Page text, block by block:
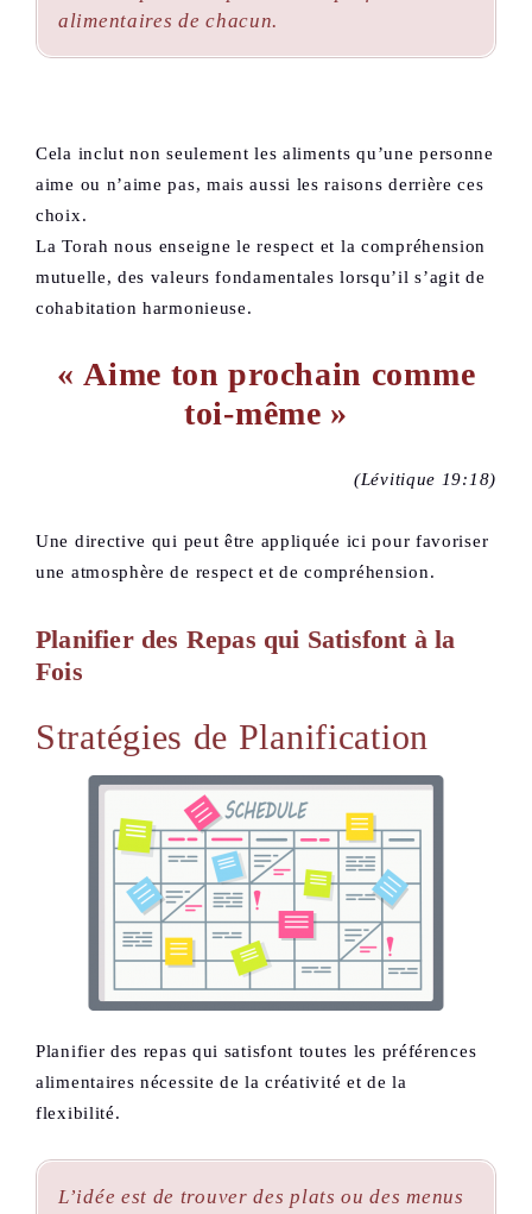
alimentaires de chacun.
Cela inclut non seulement les aliments qu’une personne
aime ou n’aime pas, mais aussi les raisons derrière ces
choix.
La Torah nous enseigne le respect et la compréhension
mutuelle, des valeurs fondamentales lorsqu’il s’agit de
cohabitation harmonieuse.
« Aime ton prochain comme
toi-même »
(Lévitique 19:18)
Une directive qui peut être appliquée ici pour favoriser
une atmosphère de respect et de compréhension.
Planifier des Repas qui Satisfont à la
Fois
Stratégies de Planification
Planifier des repas qui satisfont toutes les préférences
alimentaires nécessite de la créativité et de la
flexibilité.
L’idée est de trouver des plats ou des menus